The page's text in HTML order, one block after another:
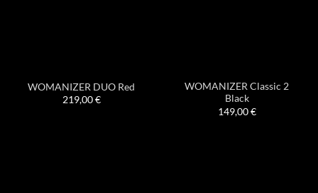
WOMANIZER DUO Red
219,00€
WOMANIZER Classic 2
Black
149,00€